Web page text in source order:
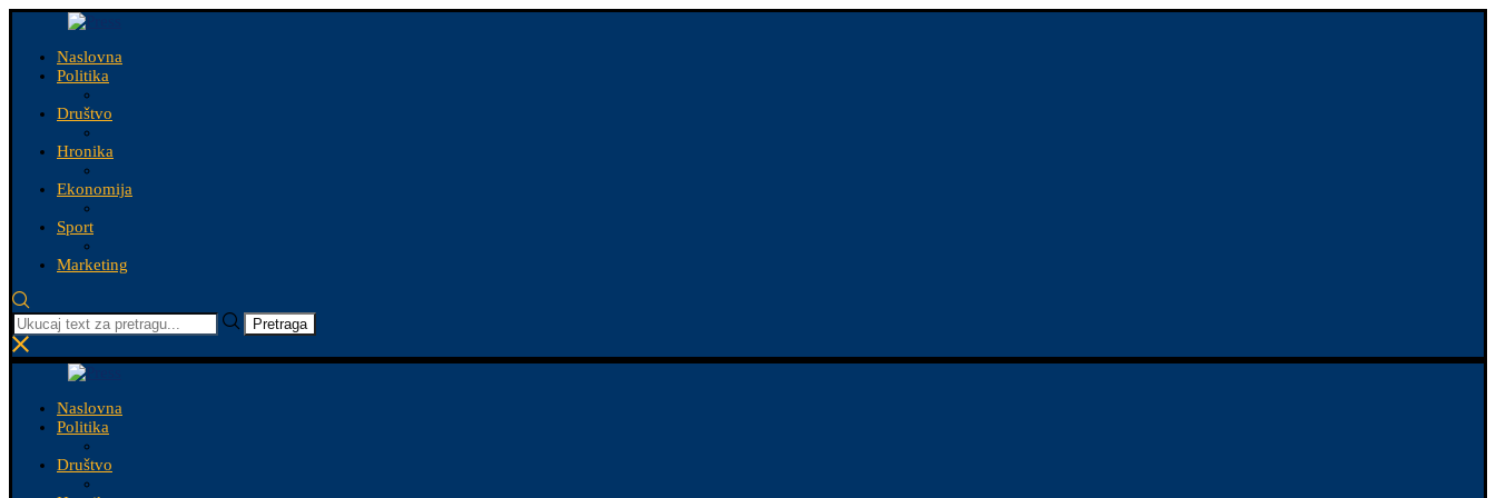
Naslovna
Politika
Društvo
Hronika
Ekonomija
Sport
Marketing
Pretraga
Naslovna
Politika
Društvo